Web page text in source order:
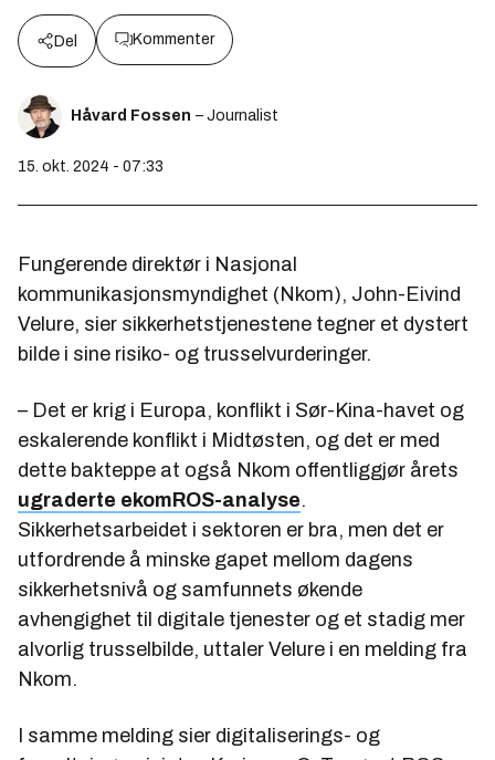
Del Kommenter
Håvard Fossen – Journalist
15. okt. 2024 - 07:33
Fungerende direktør i Nasjonal
kommunikasjonsmyndighet (Nkom), John-Eivind
Velure, sier sikkerhetstjenestene tegner et dystert
bilde i sine risiko- og trusselvurderinger.
– Det er krig i Europa, konflikt i Sør-Kina-havet og
eskalerende konflikt i Midtøsten, og det er med
dette bakteppe at også Nkom offentliggjør årets
ugraderte ekomROS-analyse.
Sikkerhetsarbeidet i sektoren er bra, men det er
utfordrende å minske gapet mellom dagens
sikkerhetsnivå og samfunnets økende
avhengighet til digitale tjenester og et stadig mer
alvorlig trusselbilde, uttaler Velure i en melding fra
Nkom.
I samme melding sier digitaliserings- og